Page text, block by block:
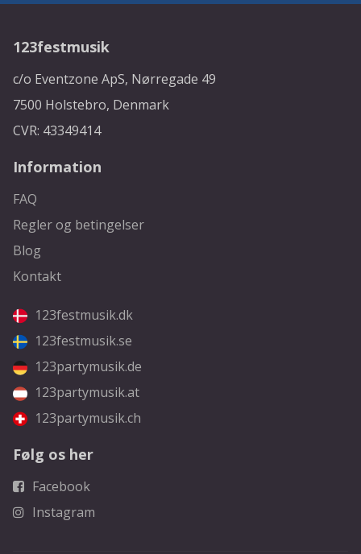
123festmusik
c/o Eventzone ApS, Nørregade 49
7500 Holstebro, Denmark
CVR: 43349414
Information
FAQ
Regler og betingelser
Blog
Kontakt
123festmusik.dk
123festmusik.se
123partymusik.de
123partymusik.at
123partymusik.ch
Følg os her
Facebook
Instagram